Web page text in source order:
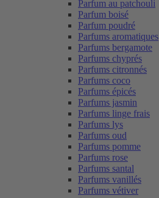
Parfum au patchouli
Parfum boisé
Parfum poudré
Parfums aromatiques
Parfums bergamote
Parfums chyprés
Parfums citronnés
Parfums coco
Parfums épicés
Parfums jasmin
Parfums linge frais
Parfums lys
Parfums oud
Parfums pomme
Parfums rose
Parfums santal
Parfums vanillés
Parfums vétiver